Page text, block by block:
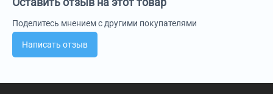
Поделитесь мнением с другими покупателями
Написать отзыв